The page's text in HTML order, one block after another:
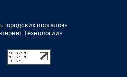
порталов»
Технологии»